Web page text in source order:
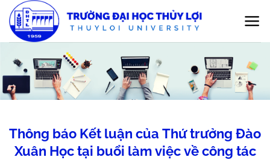
qua
nội
Thông báo Kết luận của Thứ trưởng Đào
Xuân Học tại buổi làm việc về công tác